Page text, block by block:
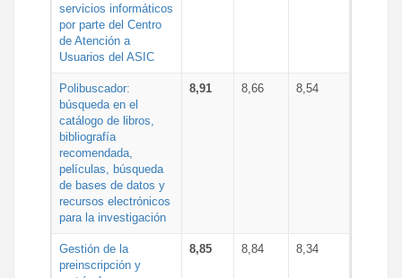
servicios informáticos
por parte del Centro
de Atención a
Usuarios del ASIC
Polibuscador:
búsqueda en el
catálogo de libros,
bibliografía
recomendada,
películas, búsqueda
de bases de datos y
recursos electrónicos
para la investigación
8,91 8,66 8,54
Gestión de la
preinscripción y
8,85 8,84 8,34